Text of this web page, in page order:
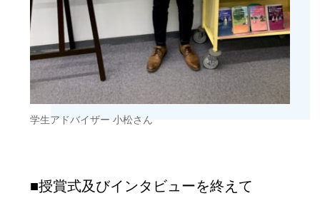
学生アドバイザー 小松さん
■授賞式及びインタビューを終えて